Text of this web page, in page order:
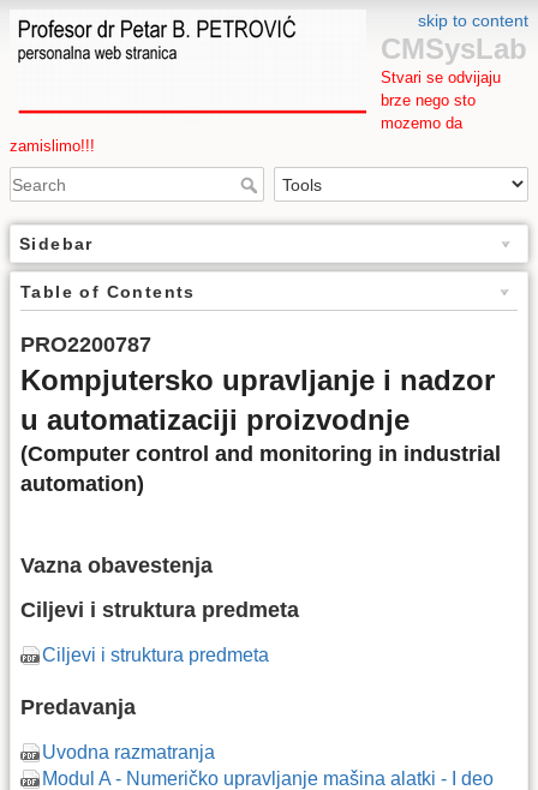
skip to content
CMSysLab
Stvari se odvijaju
brze nego sto
mozemo da
zamislimo!!!
Sidebar
Table of Contents
PRO2200787
Kompjutersko upravljanje i nadzor
u automatizaciji proizvodnje
(Computer control and monitoring in industrial
automation)
Vazna obavestenja
Ciljevi i struktura predmeta
Ciljevi i struktura predmeta
Predavanja
Uvodna razmatranja
Modul A - Numeričko upravljanje mašina alatki - I deo